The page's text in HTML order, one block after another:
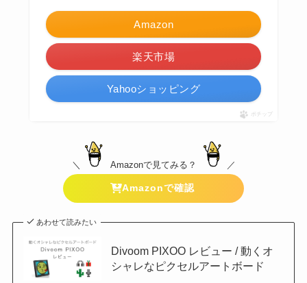
Amazon
楽天市場
Yahooショッピング
ポチップ
＼ Amazonで見てみる？ ／
Amazonで確認
あわせて読みたい
Divoom PIXOO レビュー / 動くオ
シャレなピクセルアートボード